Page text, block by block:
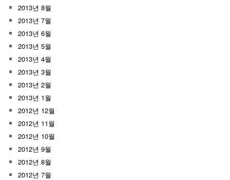
2013년 8월
2013년 7월
2013년 6월
2013년 5월
2013년 4월
2013년 3월
2013년 2월
2013년 1월
2012년 12월
2012년 11월
2012년 10월
2012년 9월
2012년 8월
2012년 7월